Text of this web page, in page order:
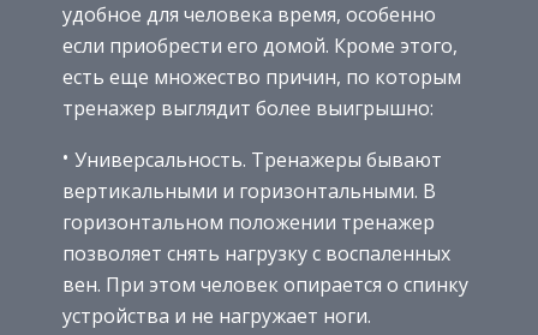
удобное для человека время, особенно
если приобрести его домой. Кроме этого,
есть еще множество причин, по которым
тренажер выглядит более выигрышно:
Универсальность. Тренажеры бывают
вертикальными и горизонтальными. В
горизонтальном положении тренажер
позволяет снять нагрузку с воспаленных
вен. При этом человек опирается о спинку
устройства и не нагружает ноги.